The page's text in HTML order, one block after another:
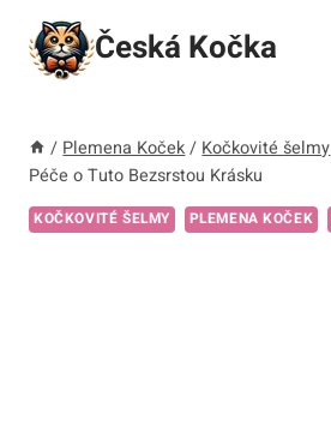
Přeskočit
obsah
Česká Kočka
/ Plemena Koček / Kočkovité šelmy
Péče o Tuto Bezsrstou Krásku
KOČKOVITÉ ŠELMY PLEMENA KOČEK